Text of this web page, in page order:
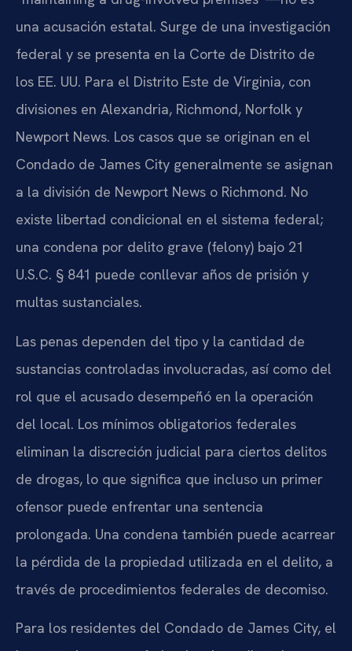
una acusación estatal. Surge de una investigación
federal y se presenta en la Corte de Distrito de
los EE. UU. Para el Distrito Este de Virginia, con
divisiones en Alexandria, Richmond, Norfolk y
Newport News. Los casos que se originan en el
Condado de James City generalmente se asignan
a la división de Newport News o Richmond. No
existe libertad condicional en el sistema federal;
una condena por delito grave (felony) bajo 21
U.S.C. § 841 puede conllevar años de prisión y
multas sustanciales.
Las penas dependen del tipo y la cantidad de
sustancias controladas involucradas, así como del
rol que el acusado desempeñó en la operación
del local. Los mínimos obligatorios federales
eliminan la discreción judicial para ciertos delitos
de drogas, lo que significa que incluso un primer
ofensor puede enfrentar una sentencia
prolongada. Una condena también puede acarrear
la pérdida de la propiedad utilizada en el delito, a
través de procedimientos federales de decomiso.
Para los residentes del Condado de James City, el